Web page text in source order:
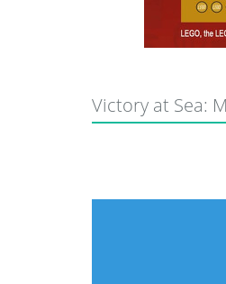
Victory at Sea: